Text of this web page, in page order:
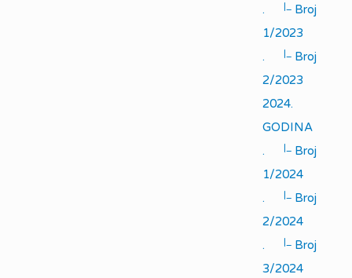
.
|_ Broj
1/2023
.
|_ Broj
2/2023
2024.
GODINA
.
|_ Broj
1/2024
.
|_ Broj
2/2024
.
|_ Broj
3/2024